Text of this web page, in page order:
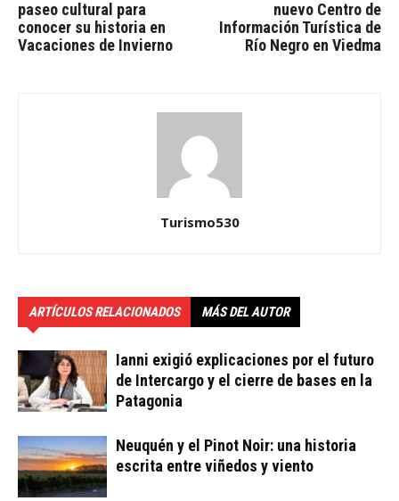
paseo cultural para
conocer su historia en
Vacaciones de Invierno
nuevo Centro de
Información Turística de
Río Negro en Viedma
Turismo530
ARTÍCULOS RELACIONADOS MÁS DEL AUTOR
Ianni exigió explicaciones por el futuro
de Intercargo y el cierre de bases en la
Patagonia
Neuquén y el Pinot Noir: una historia
escrita entre viñedos y viento